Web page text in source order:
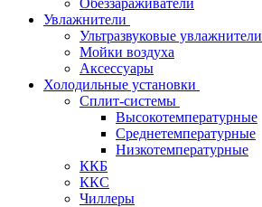
Обеззараживатели
Увлажнители
Ультразвуковые увлажнители
Мойки воздуха
Аксессуары
Холодильные установки
Сплит-системы
Высокотемпературные
Среднетемпературные
Низкотемпературные
ККБ
ККС
Чиллеры